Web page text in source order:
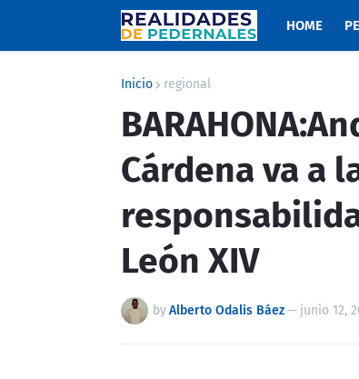
HOME
Inicio regional
Cárdena va a
León XIV
byAlberto Odalis Báez— junio 12,